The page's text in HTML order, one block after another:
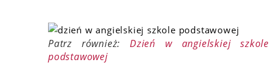
Patrz również:Dzień w angielskiej szkole
podstawowej